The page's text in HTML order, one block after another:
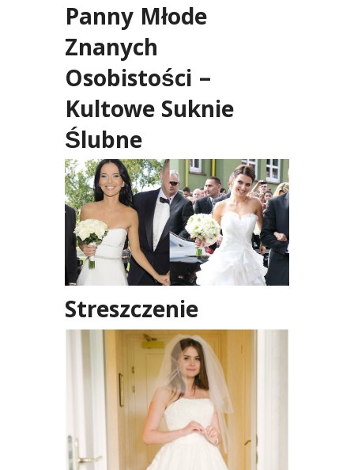
Panny Młode
Znanych
Osobistości –
Kultowe Suknie
Ślubne
Streszczenie